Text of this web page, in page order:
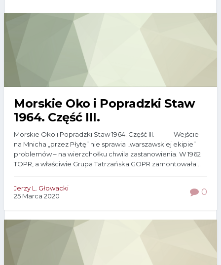
Morskie Oko i Popradzki Staw
1964. Część III.
Morskie Oko i Popradzki Staw 1964. Część III. Wejście
na Mnicha „przez Płytę” nie sprawia „warszawskiej ekipie”
problemów – na wierzchołku chwila zastanowienia. W 1962
TOPR, a właściwie Grupa Tatrzańska GOPR zamontowała...
Jerzy L. Głowacki
25 Marca 2020
0